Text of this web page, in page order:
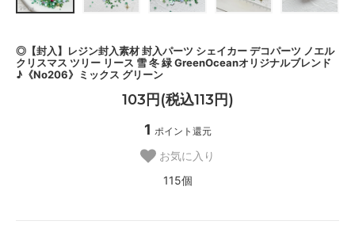
◎【封入】レジン封入素材 封入パーツ シェイカー デコパーツ ノエル
クリスマス ツリー リース 雪 冬 緑 GreenOceanオリジナルブレンド
♪《No206》ミックス グリーン
103円(税込113円)
1 ポイント還元
お気に入り
115個